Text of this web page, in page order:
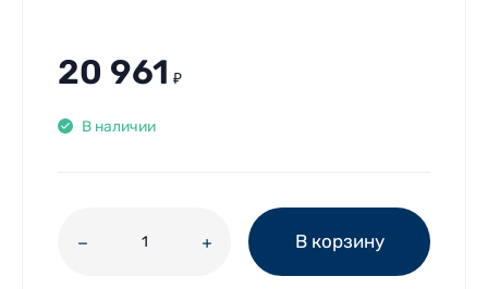
20 961 ₽
В наличии
В корзину